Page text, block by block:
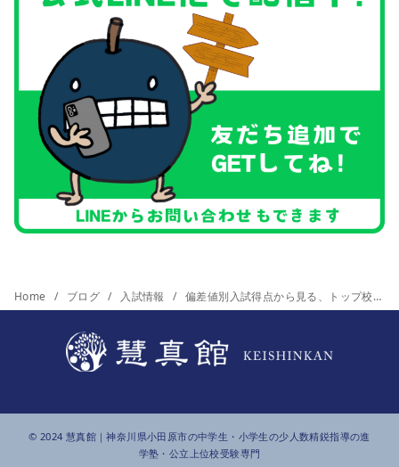
Home ブログ 入試情報 偏差値別入試得点から見る、トップ校合格のための勝ちパターン
© 2024 慧真館 ｜神奈川県小田原市の中学生・小学生の少人数精鋭指導の進
学塾・公立上位校受験専門